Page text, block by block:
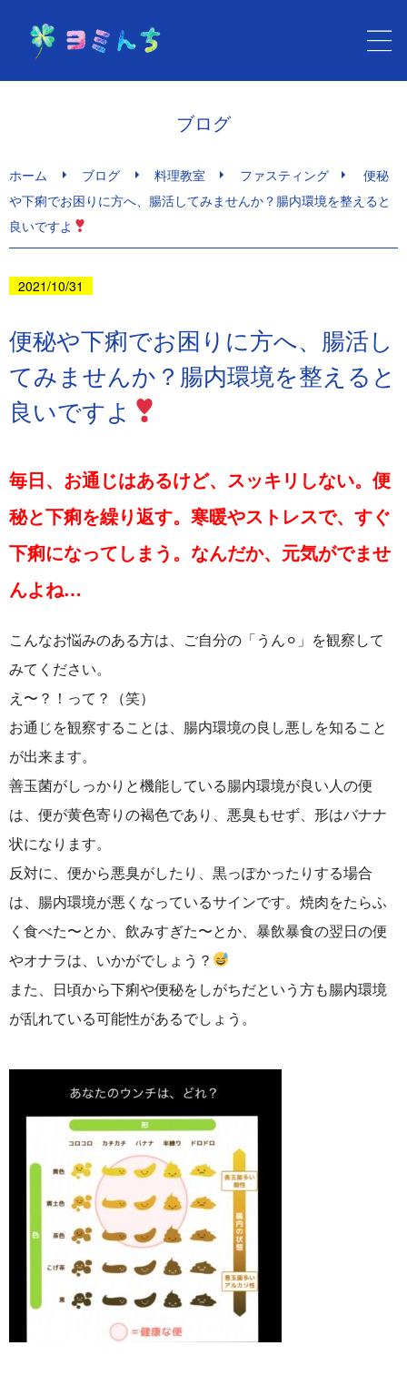
お問い合わせ
ブログ
ホーム ブログ 料理教室 ファスティング
便秘
や下痢でお困りに方へ、腸活してみませんか？腸内環境を整えると
良いですよ
2021/10/31
便秘や下痢でお困りに方へ、腸活し
てみませんか？腸内環境を整えると
良いですよ
毎日、お通じはあるけど、スッキリしない。便
秘と下痢を繰り返す。寒暖やストレスで、すぐ
下痢になってしまう。なんだか、元気がでませ
んよね…
こんなお悩みのある方は、ご自分の「うん⚪︎」を観察して
みてください。
え〜？！って？（笑）
お通じを観察することは、腸内環境の良し悪しを知ること
が出来ます。
善玉菌がしっかりと機能している腸内環境が良い人の便
は、便が黄色寄りの褐色であり、悪臭もせず、形はバナナ
状になります。
反対に、便から悪臭がしたり、黒っぽかったりする場合
は、腸内環境が悪くなっているサインです。焼肉をたらふ
く食べた〜とか、飲みすぎた〜とか、暴飲暴食の翌日の便
やオナラは、いかがでしょう？
また、日頃から下痢や便秘をしがちだという方も腸内環境
が乱れている可能性があるでしょう。